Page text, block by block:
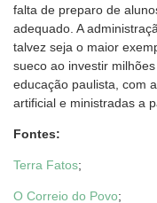
falta de preparo de
adequado. A
talvez seja o maior
sueco ao investir
educação paulista, com
artificial e ministradas a
Fontes:
Terra Fatos;
O Correio do Povo;